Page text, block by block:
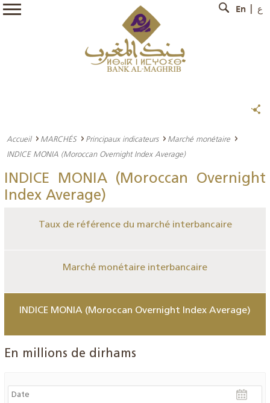
En ع
Accueil MARCHÉS Principaux indicateurs
Marché monétaire
INDICE MONIA (Moroccan Overnight Index Average)
INDICE MONIA (Moroccan Overnight
Index Average)
Taux de référence du marché interbancaire
Marché monétaire interbancaire
INDICE MONIA (Moroccan Overnight Index Average)
En millions de dirhams